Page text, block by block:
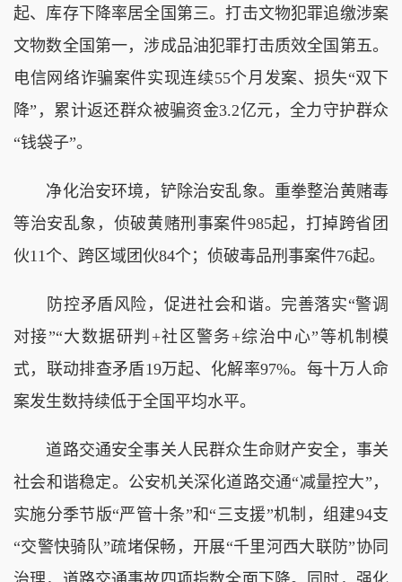
起、库存下降率居全国第三。打击文物犯罪追缴涉案
文物数全国第一，涉成品油犯罪打击质效全国第五。
电信网络诈骗案件实现连续55个月发案、损失“双下
降”，累计返还群众被骗资金3.2亿元，全力守护群众
“钱袋子”。
净化治安环境，铲除治安乱象。重拳整治黄赌毒
等治安乱象，侦破黄赌刑事案件985起，打掉跨省团
伙11个、跨区域团伙84个；侦破毒品刑事案件76起。
防控矛盾风险，促进社会和谐。完善落实“警调
对接”“大数据研判+社区警务+综治中心”等机制模
式，联动排查矛盾19万起、化解率97%。每十万人命
案发生数持续低于全国平均水平。
道路交通安全事关人民群众生命财产安全，事关
社会和谐稳定。公安机关深化道路交通“减量控大”，
实施分季节版“严管十条”和“三支援”机制，组建94支
“交警快骑队”疏堵保畅，开展“千里河西大联防”协同